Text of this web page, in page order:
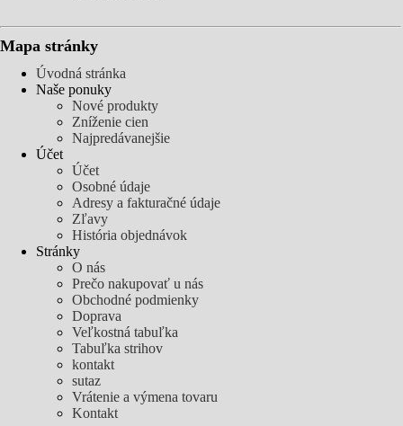
Mapa stránky
Úvodná stránka
Naše ponuky
Nové produkty
Zníženie cien
Najpredávanejšie
Účet
Účet
Osobné údaje
Adresy a fakturačné údaje
Zľavy
História objednávok
Stránky
O nás
Prečo nakupovať u nás
Obchodné podmienky
Doprava
Veľkostná tabuľka
Tabuľka strihov
kontakt
sutaz
Vrátenie a výmena tovaru
Kontakt